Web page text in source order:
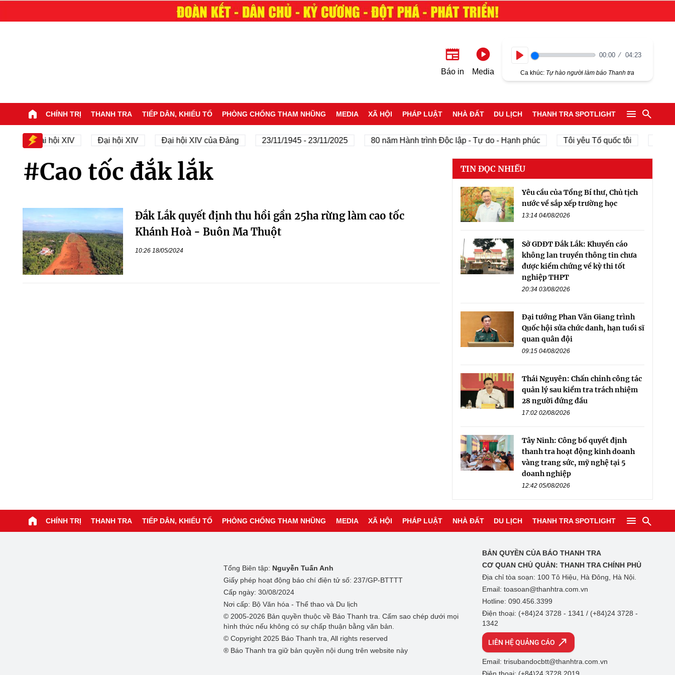
Báo in Media
00:00 04:23
Ca khúc: Tự hào người làm báo Thanh tra
CHÍNH TRỊ THANH TRA TIẾP DÂN, KHIẾU TỐ PHÒNG CHỐNG THAM NHŨNG MEDIA XÃ HỘI PHÁP LUẬT NHÀ ĐẤT DU LỊCH THANH TRA SPOTLIGHT
sự Đại hội XIV Đại hội XIV Đại hội XIV của Đảng 23/11/1945 - 23/11/2025 80 năm Hành trình Độc lập - Tự do - Hạnh phúc Tôi yêu Tổ quốc tôi
#Cao tốc đắk lắk
Đắk Lắk quyết định thu hồi gần 25ha rừng làm cao tốc
Khánh Hoà - Buôn Ma Thuột
10:26 18/05/2024
TIN ĐỌC NHIỀU
Yêu cầu của Tổng Bí thư, Chủ tịch
nước về sắp xếp trường học
13:14 04/08/2026
Sở GDĐT Đắk Lắk: Khuyến cáo
không lan truyền thông tin chưa
được kiểm chứng về kỳ thi tốt
nghiệp THPT
20:34 03/08/2026
Đại tướng Phan Văn Giang trình
Quốc hội sửa chức danh, hạn tuổi sĩ
quan quân đội
09:15 04/08/2026
Thái Nguyên: Chấn chỉnh công tác
quản lý sau kiểm tra trách nhiệm
28 người đứng đầu
17:02 02/08/2026
Tây Ninh: Công bố quyết định
thanh tra hoạt động kinh doanh
vàng trang sức, mỹ nghệ tại 5
doanh nghiệp
12:42 05/08/2026
CHÍNH TRỊ THANH TRA TIẾP DÂN, KHIẾU TỐ PHÒNG CHỐNG THAM NHŨNG MEDIA XÃ HỘI PHÁP LUẬT NHÀ ĐẤT DU LỊCH THANH TRA SPOTLIGHT
Tổng Biên tập: Nguyễn Tuấn Anh
Giấy phép hoạt động báo chí điện tử số: 237/GP-BTTTT
Cấp ngày: 30/08/2024
Nơi cấp: Bộ Văn hóa - Thể thao và Du lịch
© 2005-2026 Bản quyền thuộc về Báo Thanh tra. Cấm sao chép dưới mọi
hình thức nếu không có sự chấp thuận bằng văn bản.
© Copyright 2025 Báo Thanh tra, All rights reserved
® Báo Thanh tra giữ bản quyền nội dung trên website này
BẢN QUYỀN CỦA BÁO THANH TRA
CƠ QUAN CHỦ QUẢN: THANH TRA CHÍNH PHỦ
Địa chỉ tòa soạn: 100 Tô Hiệu, Hà Đông, Hà Nội.
Email: toasoan@thanhtra.com.vn
Hotline: 090.456.3399
Điện thoại: (+84)24 3728 - 1341 / (+84)24 3728 -
1342
LIÊN HỆ QUẢNG CÁO
Email: trisubandocbtt@thanhtra.com.vn